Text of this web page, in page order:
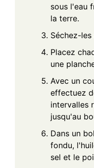
sous l'eau
la terre.
Séchez-
Placez
une
Avec un
effectuez
intervalles
jusqu'au
Dans un
fondu,
sel et le